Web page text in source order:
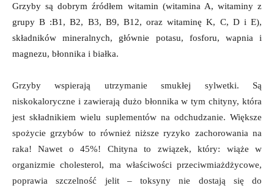
Grzyby są dobrym źródłem witamin (witamina A, witaminy z
grupy B :B1, B2, B3, B9, B12, oraz witaminę K, C, D i E),
składników mineralnych, głównie potasu, fosforu, wapnia i
magnezu, błonnika i białka.
Grzyby wspierają utrzymanie smukłej sylwetki. Są
niskokaloryczne i zawierają dużo błonnika w tym chityny, która
jest składnikiem wielu suplementów na odchudzanie. Większe
spożycie grzybów to również niższe ryzyko zachorowania na
raka! Nawet o 45%! Chityna to związek, który: wiąże w
organizmie cholesterol, ma właściwości przeciwmiażdżycowe,
poprawia szczelność jelit – toksyny nie dostają się do